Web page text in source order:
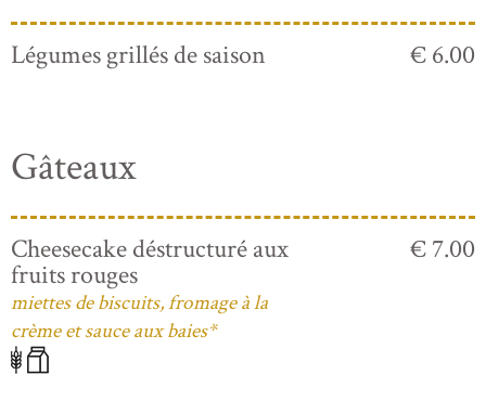
Légumes grillés de saison € 6.00
Gâteaux
Cheesecake déstructuré aux
fruits rouges
miettes de biscuits, fromage à la
crème et sauce aux baies*
€ 7.00